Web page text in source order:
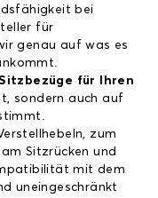
bei
für
genau auf was es
für Ihren
sondern auch auf
zum
Sitzrücken und
mit dem
uneingeschränkt